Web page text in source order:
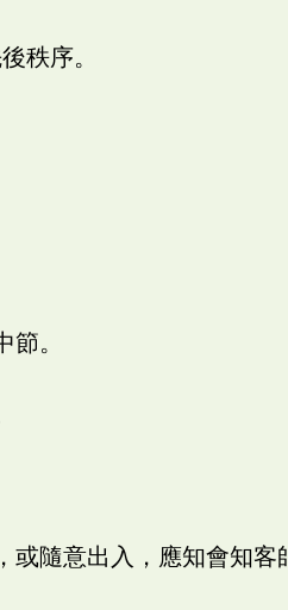
秩序。
。
或隨意出入，應知會知客